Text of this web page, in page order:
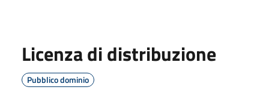
Licenza di distribuzione
Pubblico dominio